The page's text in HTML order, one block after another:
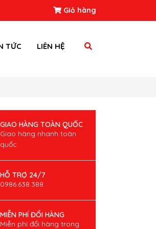
Giỏ hàng
TỨC LIÊN HỆ
GIAO HÀNG TOÀN QUỐC
Giao hàng nhanh toàn
quốc
HỖ TRỢ 24/7
0986.638.388
MIỄN PHÍ ĐỔI HÀNG
Miễn phí đổi hàng trong